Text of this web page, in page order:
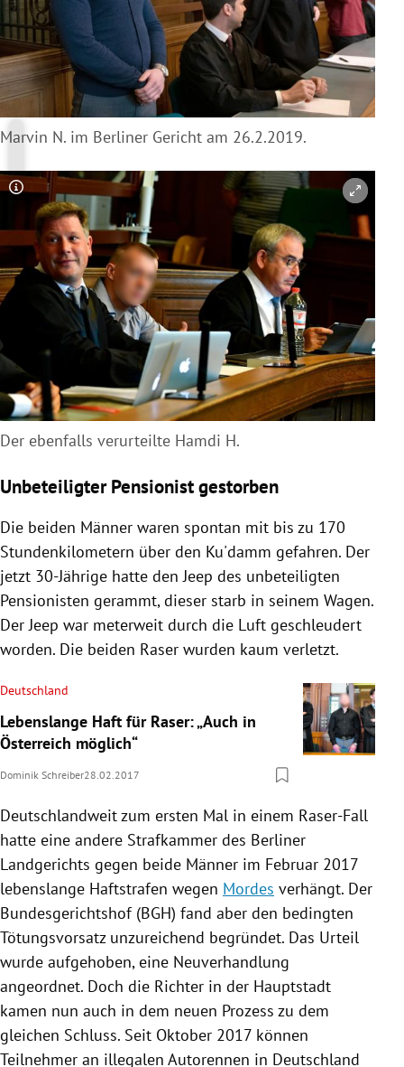
Marvin N. im Berliner Gericht am 26.2.2019.
Copyright-Hinweis öffnen/schließen
Der ebenfalls verurteilte Hamdi H.
Unbeteiligter Pensionist gestorben
Die beiden Männer waren spontan mit bis zu 170
Stundenkilometern über den Ku'damm gefahren. Der
jetzt 30-Jährige hatte den Jeep des unbeteiligten
Pensionisten gerammt, dieser starb in seinem Wagen.
Der Jeep war meterweit durch die Luft geschleudert
worden. Die beiden Raser wurden kaum verletzt.
Deutschland
Lebenslange Haft für Raser: „Auch in
Österreich möglich“
Dominik Schreiber28.02.2017
Deutschlandweit zum ersten Mal in einem Raser-Fall
hatte eine andere Strafkammer des Berliner
Landgerichts gegen beide Männer im Februar 2017
lebenslange Haftstrafen wegen Mordes verhängt. Der
Bundesgerichtshof(BGH) fand aber den bedingten
Tötungsvorsatz unzureichend begründet. Das Urteil
wurde aufgehoben, eine Neuverhandlung
angeordnet. Doch die Richter in der Hauptstadt
kamen nun auch in dem neuen Prozess zu dem
gleichen Schluss. Seit Oktober 2017 können
Teilnehmer an illegalen Autorennen in Deutschland